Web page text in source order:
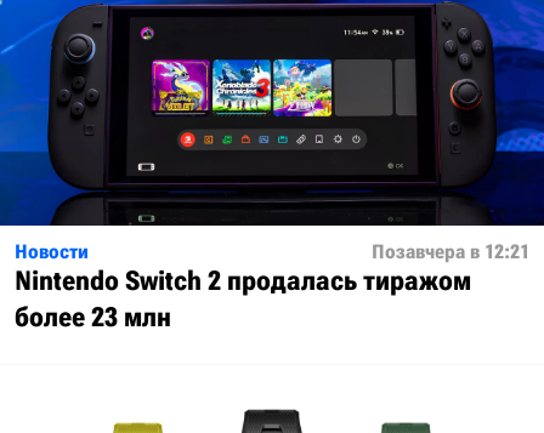
Новости Позавчера в 12:21
Nintendo Switch 2 продалась тиражом
более 23 млн